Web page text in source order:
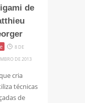
de
8 DE
DE 2013
cria
técnicas
de